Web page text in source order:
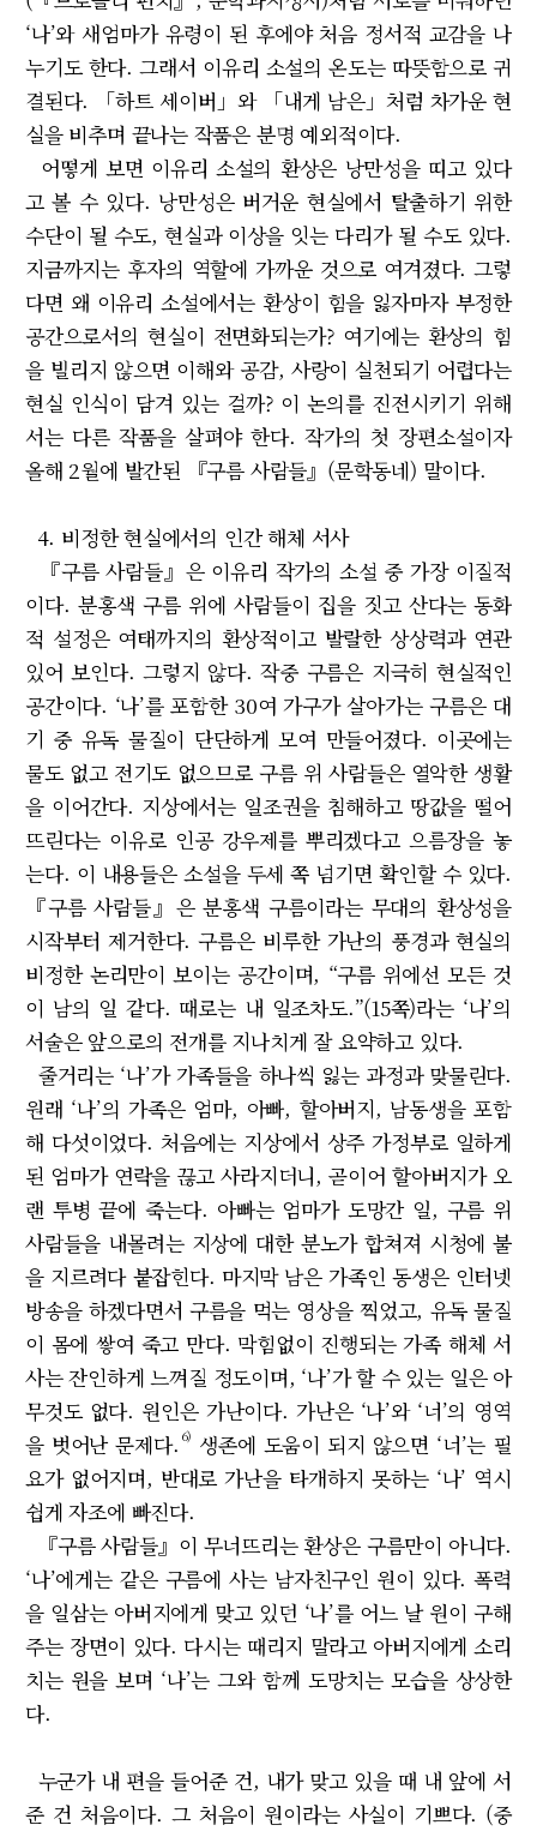
‘나’와 새엄마가 유령이 된 후에야 처음 정서적 교감을 나
누기도 한다. 그래서 이유리 소설의 온도는 따뜻함으로 귀
결된다. 「하트 세이버」와 「내게 남은」처럼 차가운 현
실을 비추며 끝나는 작품은 분명 예외적이다.
어떻게 보면 이유리 소설의 환상은 낭만성을 띠고 있다
고 볼 수 있다. 낭만성은 버거운 현실에서 탈출하기 위한
수단이 될 수도, 현실과 이상을 잇는 다리가 될 수도 있다.
지금까지는 후자의 역할에 가까운 것으로 여겨졌다. 그렇
다면 왜 이유리 소설에서는 환상이 힘을 잃자마자 부정한
공간으로서의 현실이 전면화되는가? 여기에는 환상의 힘
을 빌리지 않으면 이해와 공감, 사랑이 실천되기 어렵다는
현실 인식이 담겨 있는 걸까? 이 논의를 진전시키기 위해
서는 다른 작품을 살펴야 한다. 작가의 첫 장편소설이자
올해 2월에 발간된 『구름 사람들』(문학동네) 말이다.
4. 비정한 현실에서의 인간 해체 서사
『구름 사람들』은 이유리 작가의 소설 중 가장 이질적
이다. 분홍색 구름 위에 사람들이 집을 짓고 산다는 동화
적 설정은 여태까지의 환상적이고 발랄한 상상력과 연관
있어 보인다. 그렇지 않다. 작중 구름은 지극히 현실적인
공간이다. ‘나’를 포함한 30여 가구가 살아가는 구름은 대
기 중 유독 물질이 단단하게 모여 만들어졌다. 이곳에는
물도 없고 전기도 없으므로 구름 위 사람들은 열악한 생활
을 이어간다. 지상에서는 일조권을 침해하고 땅값을 떨어
뜨린다는 이유로 인공 강우제를 뿌리겠다고 으름장을 놓
는다. 이 내용들은 소설을 두세 쪽 넘기면 확인할 수 있다.
『구름 사람들』은 분홍색 구름이라는 무대의 환상성을
시작부터 제거한다. 구름은 비루한 가난의 풍경과 현실의
비정한 논리만이 보이는 공간이며, “구름 위에선 모든 것
이 남의 일 같다. 때로는 내 일조차도.”(15쪽)라는 ‘나’의
서술은 앞으로의 전개를 지나치게 잘 요약하고 있다.
줄거리는 ‘나’가 가족들을 하나씩 잃는 과정과 맞물린다.
원래 ‘나’의 가족은 엄마, 아빠, 할아버지, 남동생을 포함
해 다섯이었다. 처음에는 지상에서 상주 가정부로 일하게
된 엄마가 연락을 끊고 사라지더니, 곧이어 할아버지가 오
랜 투병 끝에 죽는다. 아빠는 엄마가 도망간 일, 구름 위
사람들을 내몰려는 지상에 대한 분노가 합쳐져 시청에 불
을 지르려다 붙잡힌다. 마지막 남은 가족인 동생은 인터넷
방송을 하겠다면서 구름을 먹는 영상을 찍었고, 유독 물질
이 몸에 쌓여 죽고 만다. 막힘없이 진행되는 가족 해체 서
사는 잔인하게 느껴질 정도이며, ‘나’가 할 수 있는 일은 아
무것도 없다. 원인은 가난이다. 가난은 ‘나’와 ‘너’의 영역
을 벗어난 문제다. 6) 생존에 도움이 되지 않으면 ‘너’는 필
요가 없어지며, 반대로 가난을 타개하지 못하는 ‘나’ 역시
쉽게 자조에 빠진다.
『구름 사람들』이 무너뜨리는 환상은 구름만이 아니다.
‘나’에게는 같은 구름에 사는 남자친구인 원이 있다. 폭력
을 일삼는 아버지에게 맞고 있던 ‘나’를 어느 날 원이 구해
주는 장면이 있다. 다시는 때리지 말라고 아버지에게 소리
치는 원을 보며 ‘나’는 그와 함께 도망치는 모습을 상상한
다.
누군가 내 편을 들어준 건, 내가 맞고 있을 때 내 앞에 서
준 건 처음이다. 그 처음이 원이라는 사실이 기쁘다. (중